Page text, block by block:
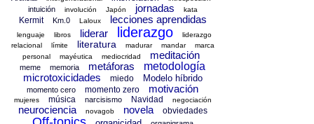
intuición involución Japón jornadas kata
Kermit Km.0 Laloux lecciones aprendidas
lenguaje libros liderar liderazgo
liderazgo
relacional
límite literatura madurar mandar
marca
personal
mayéutica mediocridad meditación
meme memoria metáforas
metodología
microtoxicidades
miedo Modelo híbrido
momento cero momento zero motivación
mujeres música narcisismo Navidad negociación
neurociencia novagob novela obviedades